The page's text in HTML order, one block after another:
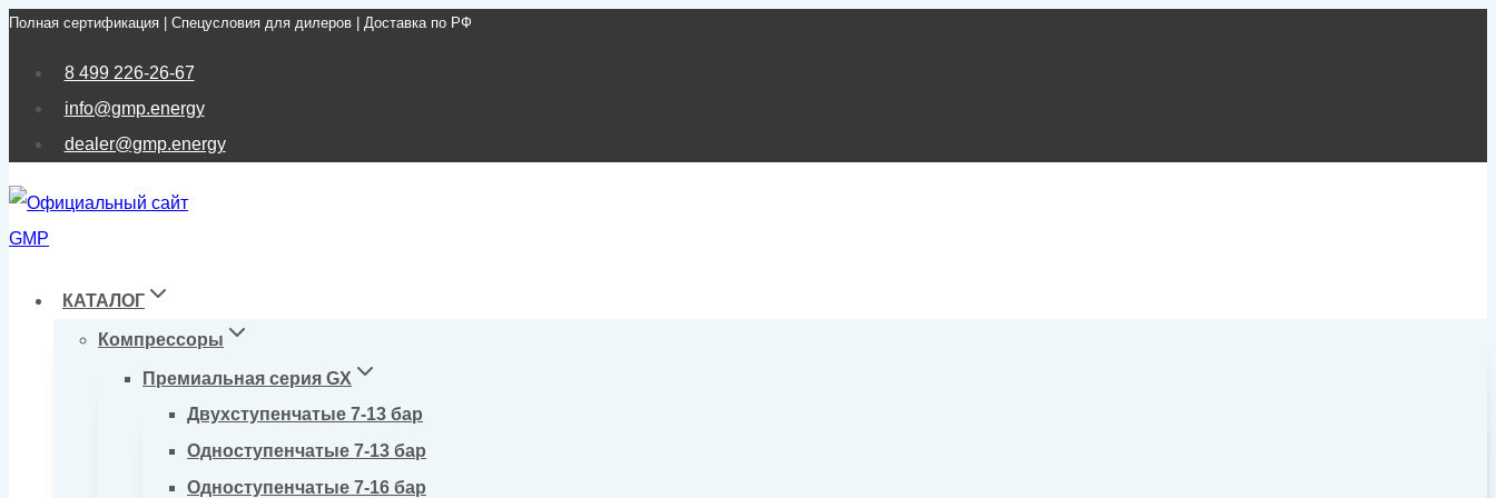
Перейти
Полная сертификация | Спецусловия для дилеров | Доставка по РФ
8 499 226-26-67
info@gmp.energy
dealer@gmp.energy
КАТАЛОГ
Компрессоры
Премиальная серия GX
Двухступенчатые 7-13 бар
Одноступенчатые 7-13 бар
Одноступенчатые 7-16 бар